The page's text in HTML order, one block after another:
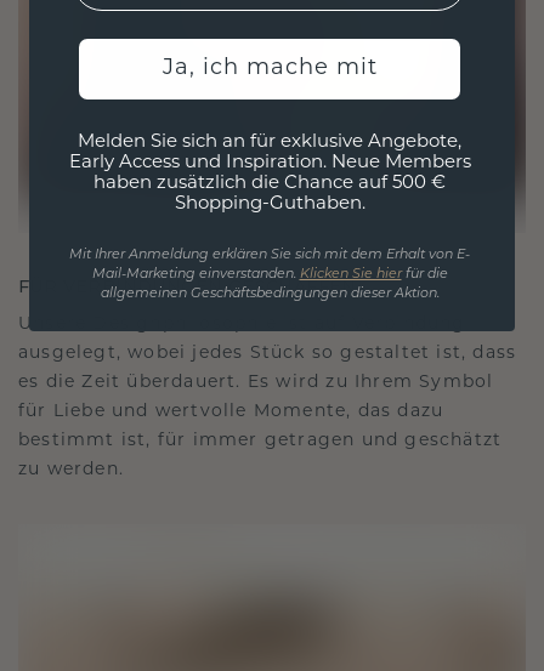
FÜR VERBINDUNGEN GESCHAFFEN
Unsere Designphilosophie ist auf Verbindung
ausgelegt, wobei jedes Stück so gestaltet ist, dass
es die Zeit überdauert. Es wird zu Ihrem Symbol
für Liebe und wertvolle Momente, das dazu
bestimmt ist, für immer getragen und geschätzt
zu werden.
Ja, ich mache mit
Melden Sie sich an für exklusive Angebote,
Early Access und Inspiration. Neue Members
haben zusätzlich die Chance auf 500 €
Shopping-Guthaben.
Mit Ihrer Anmeldung erklären Sie sich mit dem Erhalt von E-
Mail-Marketing einverstanden. Klicken Sie hierfür die
allgemeinen Geschäftsbedingungen dieser Aktion.